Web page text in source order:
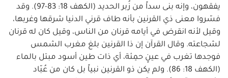
يفقهون، وإنه بنى سداً من زُبر الحديد (الكهف 18: 83-97). وقد
فسّروا معنى ذي القرنين بأنه طاف قرني الدنيا شرقها وغربها،
وقيل لأنه انقرض في أيامه قرنان من الناس، وقيل كان له قرنان
لشجاعته. وقال القرآن إن ذا القرنين بلغ مغرب الشمس
فوجدها تغرب في عينٍ حمِئة، أي ذات طين أسود مبتل بالماء
(الكهف 18: 86). ولم يكن ذو القرنين نبياً بل كان من عُبّاد